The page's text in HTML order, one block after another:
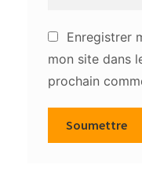
Enregistrer
mon site dans
prochain